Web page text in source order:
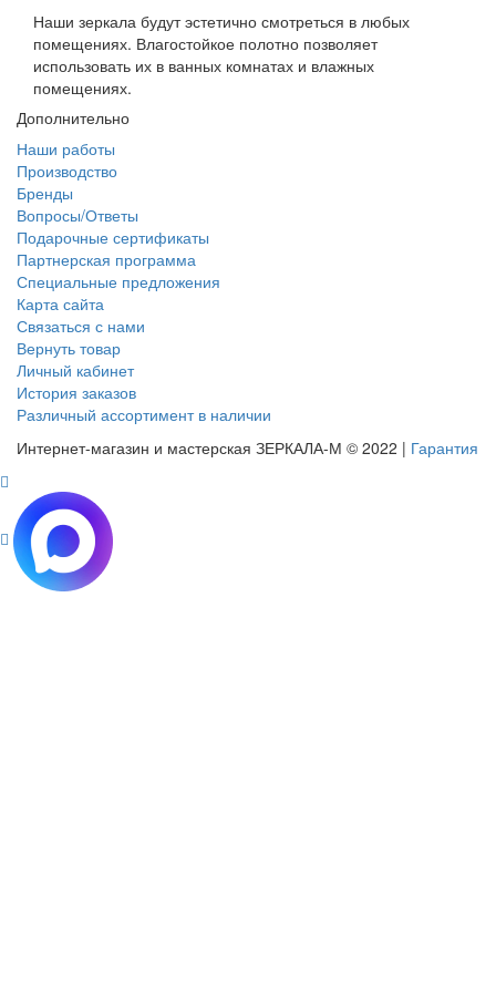
Наши зеркала будут эстетично смотреться в любых
помещениях. Влагостойкое полотно позволяет
использовать их в ванных комнатах и влажных
помещениях.
Дополнительно
Наши работы
Производство
Бренды
Вопросы/Ответы
Подарочные сертификаты
Партнерская программа
Специальные предложения
Карта сайта
Связаться с нами
Вернуть товар
Личный кабинет
История заказов
Различный ассортимент в наличии
Интернет-магазин и мастерская ЗЕРКАЛА-М © 2022 | Гарантия